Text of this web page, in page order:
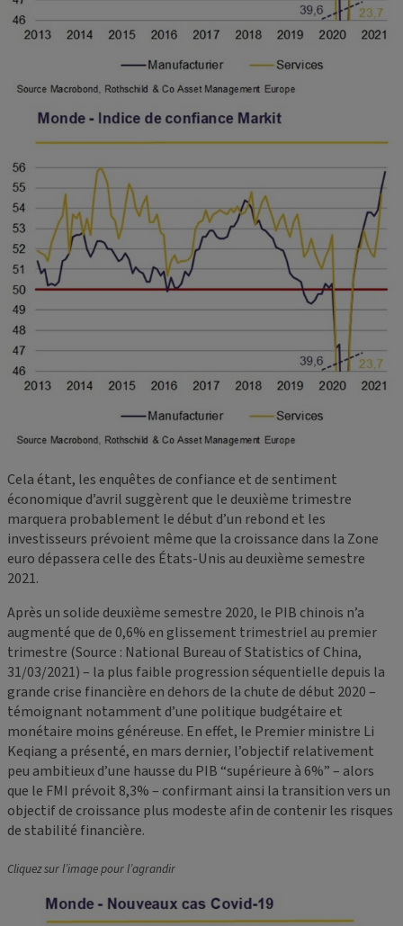
Cela étant, les enquêtes de confiance et de sentiment
économique d’avril suggèrent que le deuxième trimestre
marquera probablement le début d’un rebond et les
investisseurs prévoient même que la croissance dans la Zone
euro dépassera celle des États-Unis au deuxième semestre
2021.
Après un solide deuxième semestre 2020, le PIB chinois n’a
augmenté que de 0,6% en glissement trimestriel au premier
trimestre (Source : National Bureau of Statistics of China,
31/03/2021) – la plus faible progression séquentielle depuis la
grande crise financière en dehors de la chute de début 2020 –
témoignant notamment d’une politique budgétaire et
monétaire moins généreuse. En effet, le Premier ministre Li
Keqiang a présenté, en mars dernier, l’objectif relativement
peu ambitieux d’une hausse du PIB “supérieure à 6%” – alors
que le FMI prévoit 8,3% – confirmant ainsi la transition vers un
objectif de croissance plus modeste afin de contenir les risques
de stabilité financière.
Cliquez sur l’image pour l’agrandir